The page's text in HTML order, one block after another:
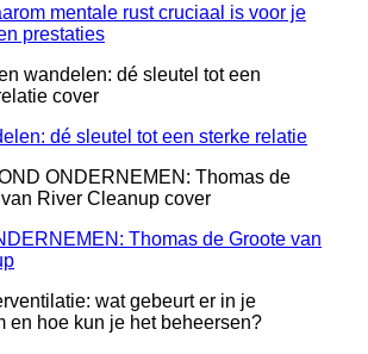
mentale rust cruciaal is voor je
prestaties
dé sleutel tot een sterke relatie
Thomas de Groote van